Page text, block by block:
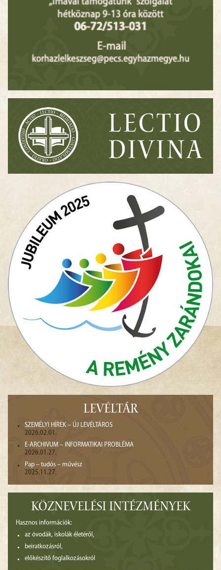
LEVÉLTÁR
SZEMÉLYI HÍREK – ÚJ LEVÉLTÁROS
2026.02.01.
E-ARCHIVUM – INFORMATIKAI PROBLÉMA
2026.01.27.
Pap – tudós – művész
2025.11.27.
KÖZNEVELÉSI INTÉZMÉNYEK
Hasznos információk:
az óvodák, iskolák életéről,
beiratkozásról,
előkészítő foglalkozásokról